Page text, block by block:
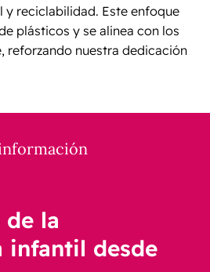
reciclabilidad. Este enfoque
plásticos y se alinea con los
reforzando nuestra dedicación
la
infantil desde